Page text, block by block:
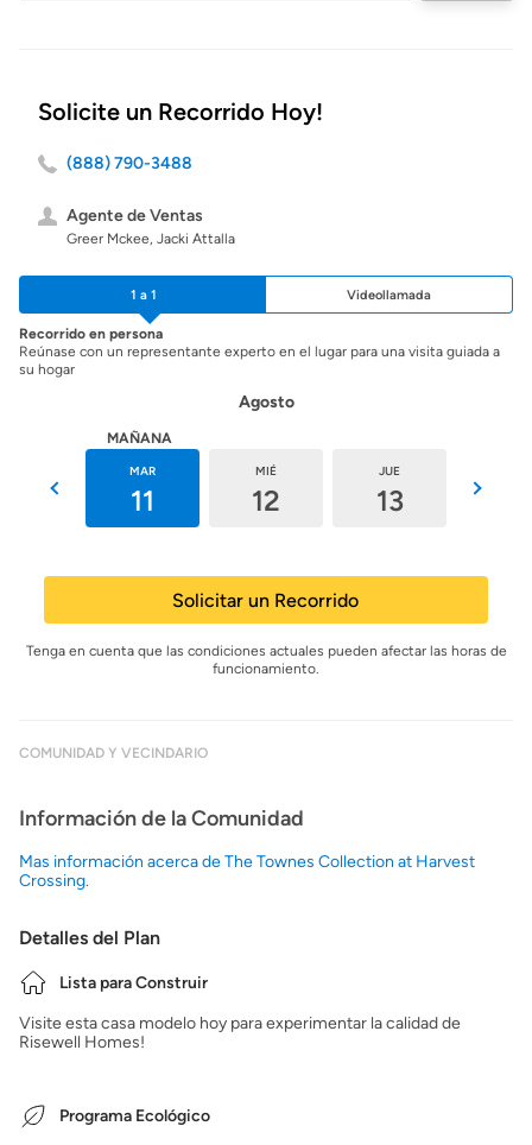
Solicite un Recorrido Hoy!
(888) 790-3488
Agente de Ventas
Greer Mckee, Jacki Attalla
1 a 1 Videollamada
Recorrido en persona
Reúnase con un representante experto en el lugar para una visita guiada a
su hogar
Agosto
MAÑANA
MAR
11
MIÉ
12
JUE
13
Solicitar un Recorrido
Tenga en cuenta que las condiciones actuales pueden afectar las horas de
funcionamiento.
COMUNIDAD Y VECINDARIO
Información de la Comunidad
Mas información acerca de The Townes Collection at Harvest
Crossing.
Detalles del Plan
Lista para Construir
Visite esta casa modelo hoy para experimentar la calidad de
Risewell Homes!
Programa Ecológico